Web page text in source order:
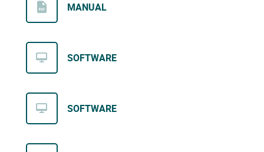
MANUAL
SOFTWARE
SOFTWARE